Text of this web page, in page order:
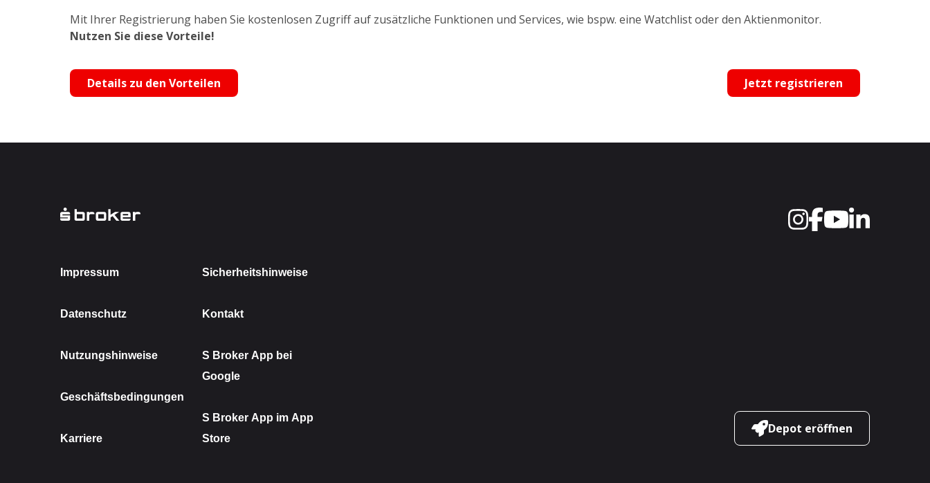
Mit Ihrer Registrierung haben Sie kostenlosen Zugriff auf zusätzliche Funktionen und Services, wie bspw. eine Watchlist oder den Aktienmonitor.
Nutzen Sie diese Vorteile!
Details zu den Vorteilen Jetzt registrieren